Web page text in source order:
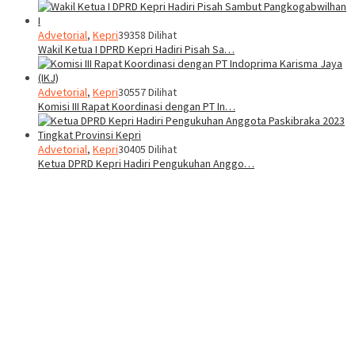
Advetorial, Kepri39358 Dilihat
Wakil Ketua I DPRD Kepri Hadiri Pisah Sa…
Advetorial, Kepri30557 Dilihat
Komisi III Rapat Koordinasi dengan PT In…
Advetorial, Kepri30405 Dilihat
Ketua DPRD Kepri Hadiri Pengukuhan Anggo…